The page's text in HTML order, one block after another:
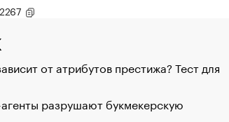
от атрибутов престижа? Тест для
разрушают букмекерскую